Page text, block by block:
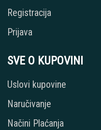
Registracija
Prijava
SVE O KUPOVINI
Uslovi kupovine
Naručivanje
Načini Plaćanja